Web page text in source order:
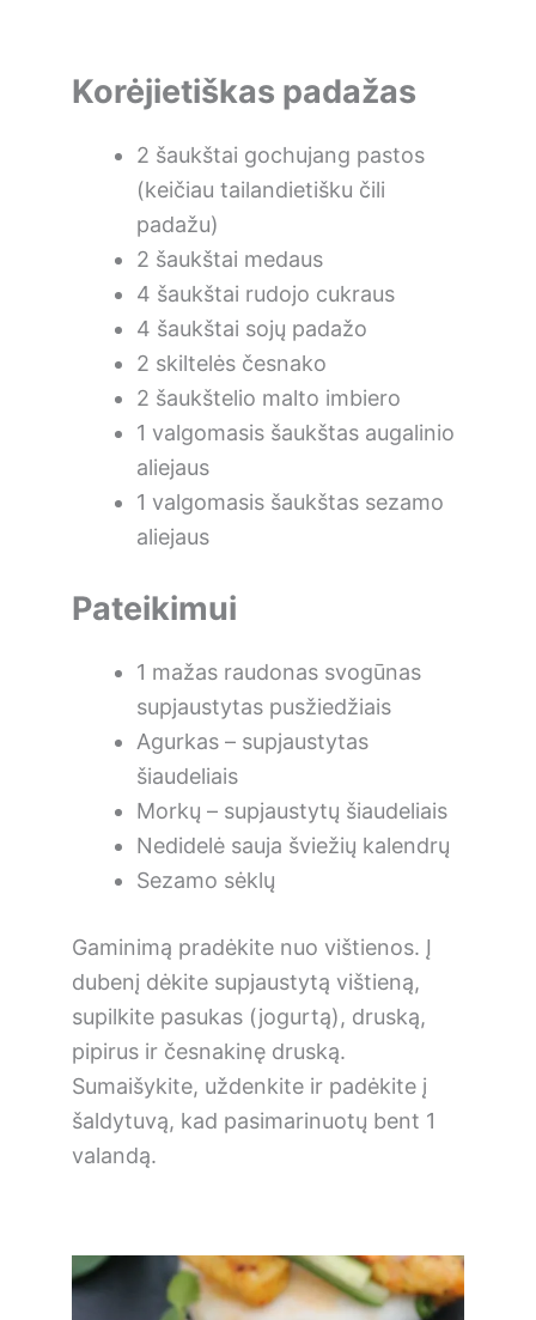
Korėjietiškas padažas
2 šaukštai gochujang pastos
(keičiau tailandietišku čili
padažu)
2 šaukštai medaus
4 šaukštai rudojo cukraus
4 šaukštai sojų padažo
2 skiltelės česnako
2 šaukštelio malto imbiero
1 valgomasis šaukštas augalinio
aliejaus
1 valgomasis šaukštas sezamo
aliejaus
Pateikimui
1 mažas raudonas svogūnas
supjaustytas pusžiedžiais
Agurkas – supjaustytas
šiaudeliais
Morkų – supjaustytų šiaudeliais
Nedidelė sauja šviežių kalendrų
Sezamo sėklų
Gaminimą pradėkite nuo vištienos. Į
dubenį dėkite supjaustytą vištieną,
supilkite pasukas (jogurtą), druską,
pipirus ir česnakinę druską.
Sumaišykite, uždenkite ir padėkite į
šaldytuvą, kad pasimarinuotų bent 1
valandą.